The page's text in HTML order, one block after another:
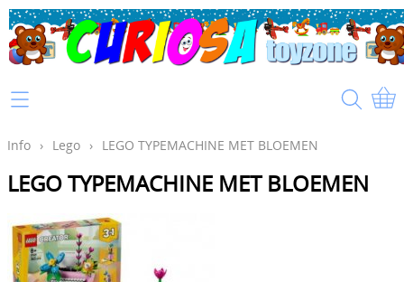
Home
Info
Mijn account
Info › Lego › LEGO TYPEMACHINE MET BLOEMEN
LEGO TYPEMACHINE MET BLOEMEN